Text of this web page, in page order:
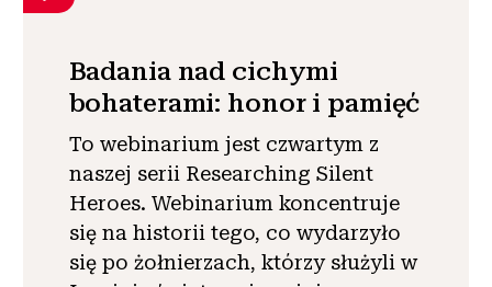
Badania nad cichymi
bohaterami: honor i pamięć
To webinarium jest czwartym z
naszej serii Researching Silent
Heroes. Webinarium koncentruje
się na historii tego, co wydarzyło
się po żołnierzach, którzy służyli w